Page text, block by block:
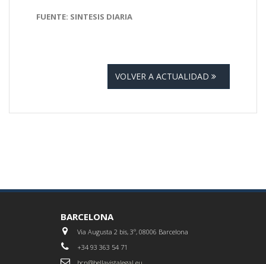
FUENTE: SINTESIS DIARIA
VOLVER A ACTUALIDAD
BARCELONA
Via Augusta 2 bis, 3º, 08006 Barcelona
+34 93 363 54 71